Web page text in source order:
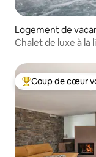
Logement de
Chalet de luxe à la
Coups de cœur
Coup de cœur